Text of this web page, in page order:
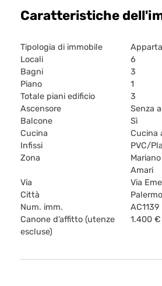
Caratteristiche
Tipologia di immobile
Locali
6
Bagni
3
Piano
1
Totale piani edificio
3
Ascensore
Senza
Balcone
Sì
Cucina
Cucina
Infissi
PVC/
Zona
Amari
Via
Via
Città
Palermo
Num. imm.
AC1139
Canone d’affitto (utenze
escluse)
1.400 €